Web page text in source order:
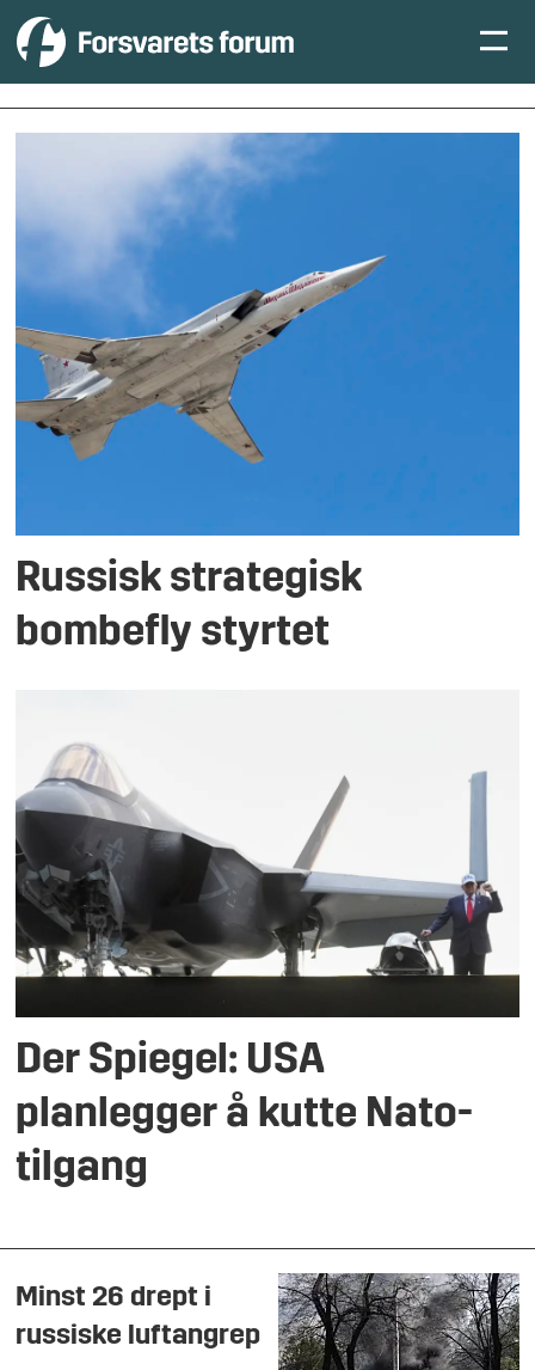
Tag:
bombefly
Russisk strategisk
bombefly styrtet
Der Spiegel: USA
planlegger å kutte Nato-
tilgang
Minst 26 drept i
russiske luftangrep